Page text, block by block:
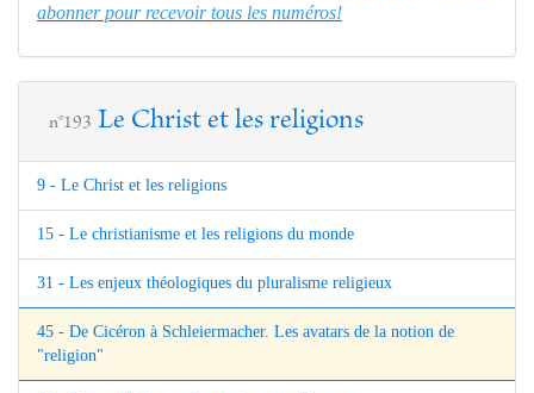
abonner pour recevoir tous les numéros!
n°193 Le Christ et les religions
9 - Le Christ et les religions
15 - Le christianisme et les religions du monde
31 - Les enjeux théologiques du pluralisme religieux
45 - De Cicéron à Schleiermacher. Les avatars de la notion de
"religion"